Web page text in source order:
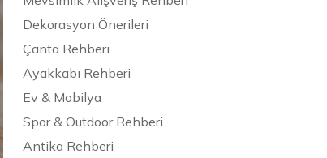
Dekorasyon Önerileri
Çanta Rehberi
Ayakkabı Rehberi
Ev & Mobilya
Spor & Outdoor Rehberi
Antika Rehberi